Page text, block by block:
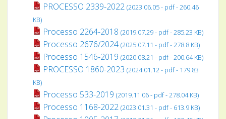
PROCESSO 2339-2022 (2023.06.05 - pdf - 260.46
KB)
Processo 2264-2018 (2019.07.29 - pdf - 285.23 KB)
Processo 2676/2024 (2025.07.11 - pdf - 278.8 KB)
Processo 1546-2019 (2020.08.21 - pdf - 200.64 KB)
PROCESSO 1860-2023 (2024.01.12 - pdf - 179.83
KB)
Processo 533-2019 (2019.11.06 - pdf - 278.04 KB)
Processo 1168-2022 (2023.01.31 - pdf - 613.9 KB)